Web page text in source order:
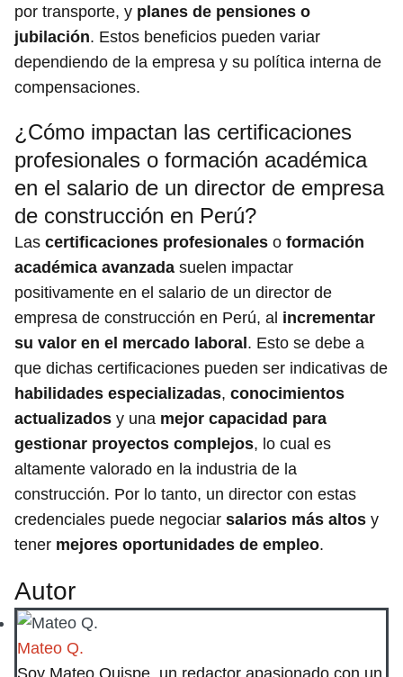
por transporte, y planes de pensiones o
jubilación. Estos beneficios pueden variar
dependiendo de la empresa y su política interna de
compensaciones.
¿Cómo impactan las certificaciones
profesionales o formación académica
en el salario de un director de empresa
de construcción en Perú?
Las certificaciones profesionales o formación
académica avanzada suelen impactar
positivamente en el salario de un director de
empresa de construcción en Perú, al incrementar
su valor en el mercado laboral . Esto se debe a
que dichas certificaciones pueden ser indicativas de
habilidades especializadas, conocimientos
actualizados y una mejor capacidad para
gestionar proyectos complejos, lo cual es
altamente valorado en la industria de la
construcción. Por lo tanto, un director con estas
credenciales puede negociar salarios más altos y
tener mejores oportunidades de empleo.
Autor
Mateo Q.